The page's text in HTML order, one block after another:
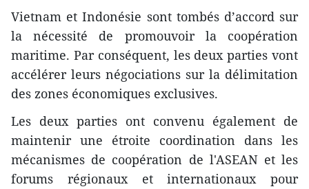
Vietnam et Indonésie sont tombés d’accord sur
la nécessité de promouvoir la coopération
maritime. Par conséquent, les deux parties vont
accélérer leurs négociations sur la délimitation
des zones économiques exclusives.
Les deux parties ont convenu également de
maintenir une étroite coordination dans les
mécanismes de coopération de l'ASEAN et les
forums régionaux et internationaux pour